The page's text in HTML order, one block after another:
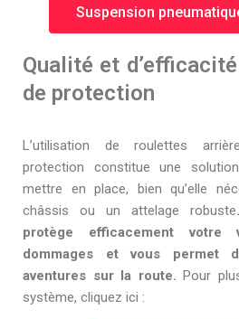
Suspension
Qualité et
de protection
L’utilisation de roulettes
protection constitue une
mettre en place, bien qu’elle
châssis ou un attelage robuste
protège efficacement votre
dommages et vous permet
aventures sur la route. Pour
système, cliquez ici :